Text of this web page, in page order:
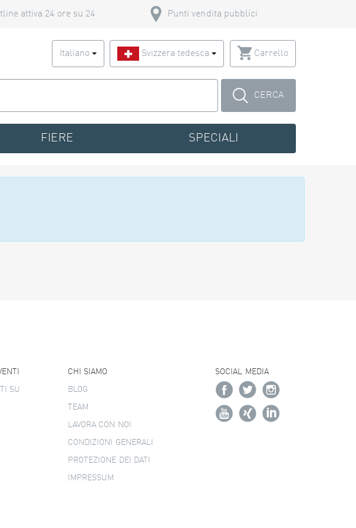
attiva 24 ore su 24 Punti vendita pubblici
Italiano Svizzera tedesca Carrello
CERCA
FIERE SPECIALI
SU
CHI SIAMO
BLOG
TEAM
LAVORA CON NOI
CONDIZIONI GENERALI
PROTEZIONE DEI DATI
IMPRESSUM
SOCIAL MEDIA